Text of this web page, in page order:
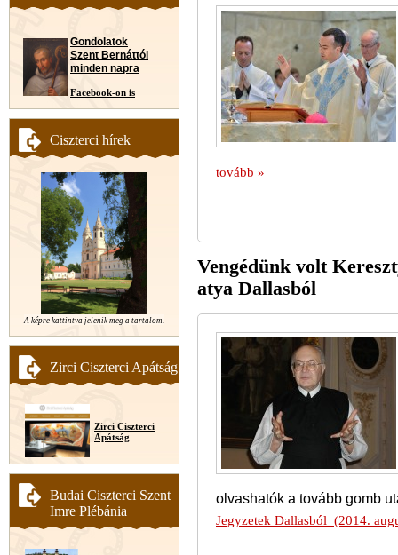
Gondolatok
Szent Bernáttól
minden napra
Facebook-on is
Ciszterci hírek
A képre kattintva jelenik meg a tartalom.
Zirci Ciszterci Apátság
Zirci Ciszterci
Apátság
Budai Ciszterci Szent
Imre Plébánia
tovább »
Vengédünk volt
atya Dallasból
olvashatók a tovább gomb
Jegyzetek Dallasból (2014.